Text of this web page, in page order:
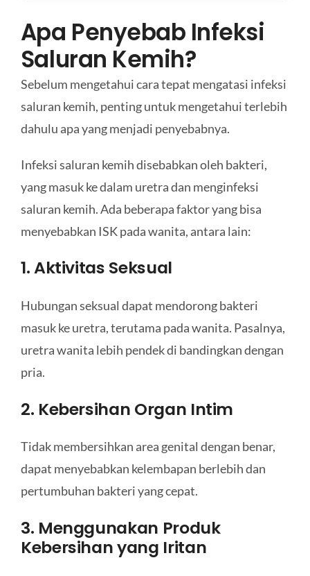
Apa Penyebab Infeksi
Saluran Kemih?
Sebelum mengetahui cara tepat mengatasi infeksi
saluran kemih, penting untuk mengetahui terlebih
dahulu apa yang menjadi penyebabnya.
Infeksi saluran kemih disebabkan oleh bakteri,
yang masuk ke dalam uretra dan menginfeksi
saluran kemih. Ada beberapa faktor yang bisa
menyebabkan ISK pada wanita, antara lain:
1. Aktivitas Seksual
Hubungan seksual dapat mendorong bakteri
masuk ke uretra, terutama pada wanita. Pasalnya,
uretra wanita lebih pendek di bandingkan dengan
pria.
2. Kebersihan Organ Intim
Tidak membersihkan area genital dengan benar,
dapat menyebabkan kelembapan berlebih dan
pertumbuhan bakteri yang cepat.
3. Menggunakan Produk
Kebersihan yang Iritan